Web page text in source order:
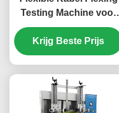
Testing Machine voor
rubber en PVC
geïsoleerde kabels
onder stroombelasting.
Krijg Beste Prijs